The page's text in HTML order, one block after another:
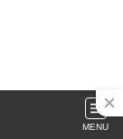
MENU